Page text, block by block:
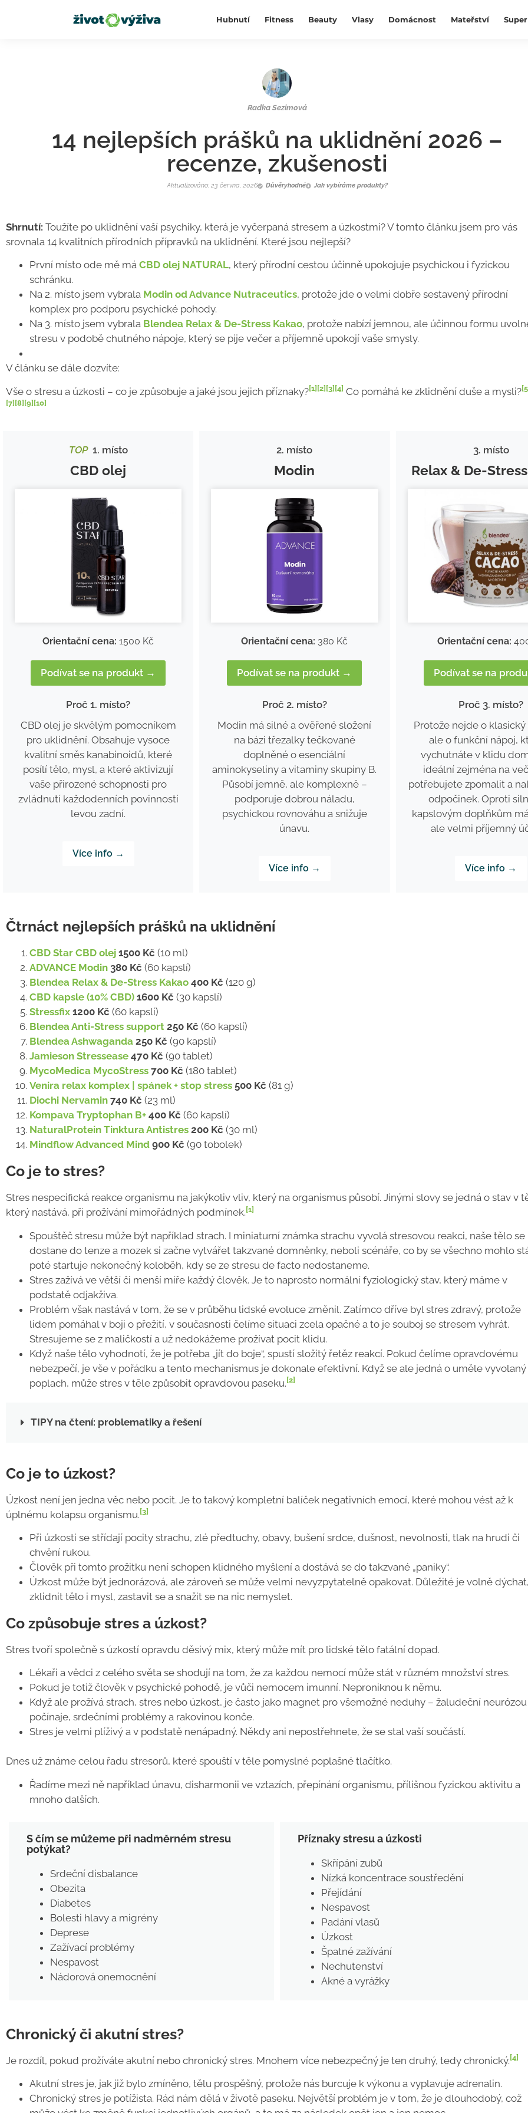
Hubnutí Fitness Beauty Vlasy Domácnost Mateřství
Radka Sezimová
14 nejlepších prášků na uklidnění 2026 –
recenze, zkušenosti
Aktualizováno: 23 června, 2026 Důvěryhodné Jak vybíráme produkty?
Shrnutí: Toužíte po uklidnění vaší psychiky, která je vyčerpaná stresem a úzkostmi? V tomto článku jsem pro vás
srovnala 14 kvalitních přírodních přípravků na uklidnění. Které jsou nejlepší?
První místo ode mě má CBD olej NATURAL, který přírodní cestou účinně upokojuje psychickou i fyzickou
schránku.
Na 2. místo jsem vybrala Modin od Advance Nutraceutics, protože jde o velmi dobře sestavený přírodní
komplex pro podporu psychické pohody.
Na 3. místo jsem vybrala Blendea Relax & De-Stress Kakao, protože nabízí jemnou, ale účinnou formu
stresu v podobě chutného nápoje, který se pije večer a příjemně upokojí vaše smysly.
V článku se dále dozvíte:
Vše o stresu a úzkosti – co je způsobuje a jaké jsou jejich příznaky?[1] [2] [3] [4] Co pomáhá ke zklidnění duše a mysli?
[7] [8] [9] [10]
TOP1. místo
CBD olej
Orientační cena: 1500 Kč
Podívat se na produkt →
Proč 1. místo?
CBD olej je skvělým pomocníkem
pro uklidnění. Obsahuje vysoce
kvalitní směs kanabinoidů, které
posílí tělo, mysl, a které aktivizují
vaše přirozené schopnosti pro
zvládnutí každodenních povinností
levou zadní.
Více info →
2. místo
Modin
Orientační cena: 380 Kč
Podívat se na produkt →
Proč 2. místo?
Modin má silné a ověřené složení
na bázi třezalky tečkované
doplněné o esenciální
aminokyseliny a vitaminy skupiny B.
Působí jemně, ale komplexně –
podporuje dobrou náladu,
psychickou rovnováhu a snižuje
únavu.
Více info →
3. místo
Relax & De-
Orientační cena:
Podívat se na
Proč 3. místo?
Protože nejde o
ale o funkční nápoj,
vychutnáte v klidu
ideální zejména na
potřebujete zpomalit a
odpočinek. Oproti
kapslovým doplňkům
ale velmi příjemný
Více info →
Čtrnáct nejlepších prášků na uklidnění
CBD Star CBD olej 1500 Kč (10 ml)
ADVANCE Modin 380 Kč (60 kapslí)
Blendea Relax & De-Stress Kakao 400 Kč (120 g)
CBD kapsle (10% CBD) 1600 Kč (30 kapslí)
Stressfix 1200 Kč (60 kapslí)
Blendea Anti-Stress support 250 Kč (60 kapslí)
Blendea Ashwaganda 250 Kč (90 kapslí)
Jamieson Stressease 470 Kč (90 tablet)
MycoMedica MycoStress 700 Kč (180 tablet)
Venira relax komplex | spánek + stop stress 500 Kč (81 g)
Diochi Nervamin 740 Kč (23 ml)
Kompava Tryptophan B+ 400 Kč (60 kapslí)
NaturalProtein Tinktura Antistres 200 Kč (30 ml)
Mindflow Advanced Mind 900 Kč (90 tobolek)
Co je to stres?
Stres nespecifická reakce organismu na jakýkoliv vliv, který na organismus působí. Jinými slovy se jedná o stav v
který nastává, při prožívání mimořádných podmínek. [1]
Spouštěč stresu může být například strach. I miniaturní známka strachu vyvolá stresovou reakci, naše tělo se
dostane do tenze a mozek si začne vytvářet takzvané domněnky, neboli scénáře, co by se všechno mohlo
poté startuje nekonečný koloběh, kdy se ze stresu de facto nedostaneme.
Stres zažívá ve větší či menší míře každý člověk. Je to naprosto normální fyziologický stav, který máme v
podstatě odjakživa.
Problém však nastává v tom, že se v průběhu lidské evoluce změnil. Zatímco dříve byl stres zdravý, protože
lidem pomáhal v boji o přežití, v současnosti čelíme situaci zcela opačné a to je souboj se stresem vyhrát.
Stresujeme se z maličkostí a už nedokážeme prožívat pocit klidu.
Když naše tělo vyhodnotí, že je potřeba „jít do boje“, spustí složitý řetěz reakcí. Pokud čelíme opravdovému
nebezpečí, je vše v pořádku a tento mechanismus je dokonale efektivní. Když se ale jedná o uměle vyvolaný
poplach, může stres v těle způsobit opravdovou paseku. [2]
TIPY na čtení: problematiky a řešení
Co je to úzkost?
Úzkost není jen jedna věc nebo pocit. Je to takový kompletní balíček negativních emocí, které mohou vést až k
úplnému kolapsu organismu. [3]
Při úzkosti se střídají pocity strachu, zlé předtuchy, obavy, bušení srdce, dušnost, nevolnosti, tlak na hrudi či
chvění rukou.
Člověk při tomto prožitku není schopen klidného myšlení a dostává se do takzvané „paniky“.
Úzkost může být jednorázová, ale zároveň se může velmi nevyzpytatelně opakovat. Důležité je volně dýchat,
zklidnit tělo i mysl, zastavit se a snažit se na nic nemyslet.
Co způsobuje stres a úzkost?
Stres tvoří společně s úzkostí opravdu děsivý mix, který může mít pro lidské tělo fatální dopad.
Lékaři a vědci z celého světa se shodují na tom, že za každou nemocí může stát v různém množství stres.
Pokud je totiž člověk v psychické pohodě, je vůči nemocem imunní. Neproniknou k němu.
Když ale prožívá strach, stres nebo úzkost, je často jako magnet pro všemožné neduhy – žaludeční neurózou
počínaje, srdečními problémy a rakovinou konče.
Stres je velmi plíživý a v podstatě nenápadný. Někdy ani nepostřehnete, že se stal vaší součástí.
Dnes už známe celou řadu stresorů, které spouští v těle pomyslné poplašné tlačítko.
Řadíme mezi ně například únavu, disharmonii ve vztazích, přepínání organismu, přílišnou fyzickou aktivitu a
mnoho dalších.
S čím se můžeme při nadměrném stresu
potýkat?
Srdeční disbalance
Obezita
Diabetes
Bolesti hlavy a migrény
Deprese
Zažívací problémy
Nespavost
Nádorová onemocnění
Příznaky stresu a úzkosti
Skřípání zubů
Nízká koncentrace soustředění
Přejídání
Nespavost
Padání vlasů
Úzkost
Špatné zažívání
Nechutenství
Akné a vyrážky
Chronický či akutní stres?
Je rozdíl, pokud prožíváte akutní nebo chronický stres. Mnohem více nebezpečný je ten druhý, tedy chronický. [4]
Akutní stres je, jak již bylo zmíněno, tělu prospěšný, protože nás burcuje k výkonu a vyplavuje adrenalin.
Chronický stres je potížista. Rád nám dělá v životě paseku. Největší problém je v tom, že je dlouhodobý, což